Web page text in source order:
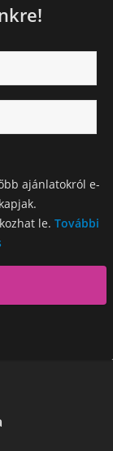
ajánlatokról e-
le. További